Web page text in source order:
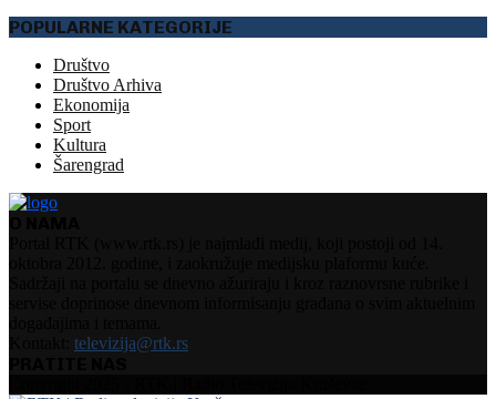
POPULARNE KATEGORIJE
Društvo
Društvo Arhiva
Ekonomija
Sport
Kultura
Šarengrad
televizija@rtk.rs